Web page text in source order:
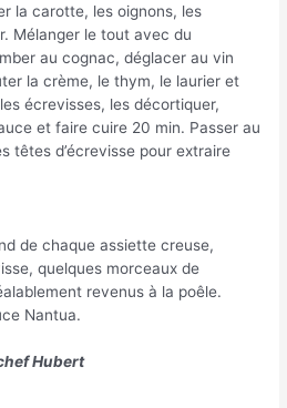
la carotte, les oignons, les
Mélanger le tout avec du
au cognac, déglacer au vin
la crème, le thym, le laurier et
écrevisses, les décortiquer,
et faire cuire 20 min. Passer au
têtes d’écrevisse pour extraire
de chaque assiette creuse,
quelques morceaux de
revenus à la poêle.
Nantua.
Hubert